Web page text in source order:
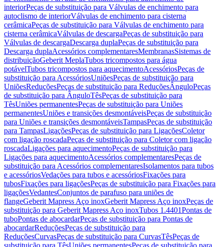
interiorPeças de substituição para Válvulas de enchimento para
autoclismo de interiorVálvulas de enchimento para cisterna
cerâmicaPeças de substituição para Válvulas de enchimento para
cisterna cerâmicaVálvulas de descargaPeças de substituição para
Válvulas de descargaDescarga duplaPeças de substituição para
Descarga duplaAcessórios complementaresMembranasSistemas de
distribuiçãoGeberit MeplaTubos tricompostos para água
potávelTubos tricompostos para aquecimentoAcessóriosPeças de
substituição para AcessóriosUniõesPeças de substituição para
UniõesReduçõesPeças de substituição para ReduçõesÂnguloPeças
de substituição para ÂnguloTêsPeças de substituição para
TêsUniões permanentesPeças de substituição para Uniões
permanentesUniões e transições desmontáveisPeças de substituição
para Uniões e transições desmontáveisTampasPeças de substituição
para TampasLigaçõesPeças de substituição para LigaçõesColetor
com ligação roscadaPeças de substituição para Coletor com ligação
roscadaLigações para aquecimentoPeças de substituição para
Ligações para aquecimentoAcessórios complementaresPeças de
substituição para Acessórios complementaresIsolamentos para tubos
e acessóriosVedações para tubos e acessóriosFixações para
tubosFixações para ligaçõesPeças de substituição para Fixações para
ligaçõesVedantesConjuntos de parafuso para uniões de
flangeGeberit Mapress Aço inoxGeberit Mapress Aço inoxPeças de
substituição para Geberit Mapress Aço inoxTubos 1.4401Pontas de
tuboPontas de abocardarPeças de substituição para Pontas de
abocardarReduçõesPeças de substituição para
ReduçõesCurvasPeças de substituição para CurvasTêsPeças de
substituição para TêsUniões permanentesPeças de substituição para